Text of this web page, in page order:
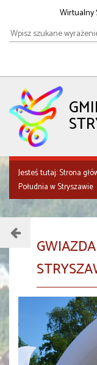
Wirtualny
Wpisz
szukane
Jesteś tutaj:Strona
Południa w Stryszawie
Menu